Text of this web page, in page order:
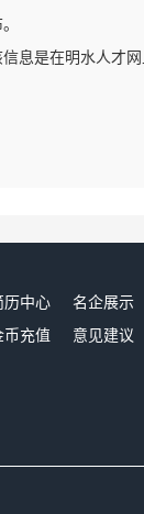
息是在明水人才网
历中心 名企展示
币充值 意见建议